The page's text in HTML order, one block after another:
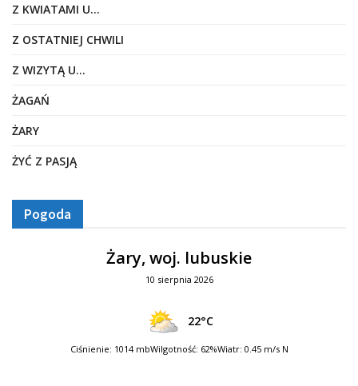
Z KWIATAMI U…
Z OSTATNIEJ CHWILI
Z WIZYTĄ U…
ŻAGAŃ
ŻARY
ŻYĆ Z PASJĄ
Pogoda
Żary, woj. lubuskie
10 sierpnia 2026
22°C
Ciśnienie: 1014 mbWilgotność: 62%Wiatr: 0.45 m/s N